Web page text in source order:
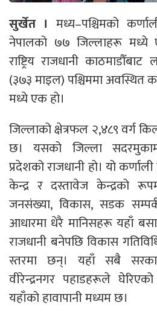
सुर्खेत । मध्य–पश्चिमको
नेपालको ७७ जिल्लाहरू मध्ये
राष्ट्रिय राजधानी
(३७३ माइल) पश्चिममा अवस्थित
मध्ये एक हो।
जिल्लाको क्षेत्रफल २,४८९ वर्ग
छ। यसको जिल्ला सदरमुकाम
प्रदेशको राजधानी हो। यो
केन्द्र र दस्तावेज केन्द्रको
जनसंख्या, विकास, सडक
आधारमा धेरै मानिसहरू यहाँ
राजधानी बनेपछि विकास
स्तरमा छन्। यहाँ सबै
वीरेन्द्रनगर पहाडहरूले
यहाँको हावापानी मध्यम छ।